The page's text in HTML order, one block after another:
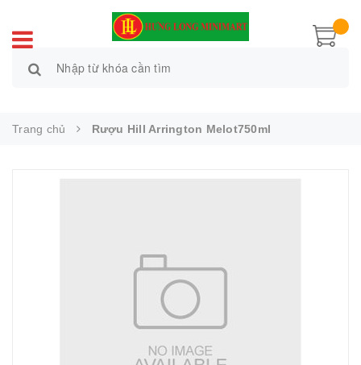
Trang chủ Rượu Hill Arrington Melot750ml